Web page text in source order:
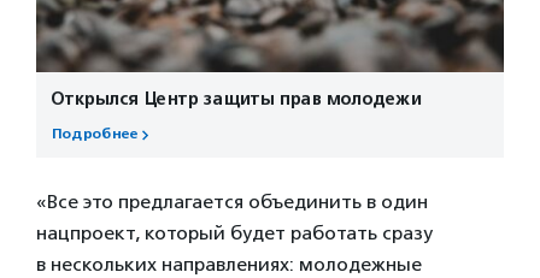
Открылся Центр защиты прав молодежи
Подробнее
«Все это предлагается объединить в один
нацпроект, который будет работать сразу
в нескольких направлениях: молодежные